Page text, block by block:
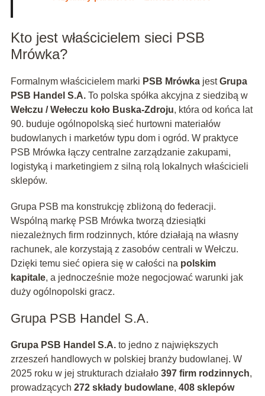
Kto jest właścicielem sieci PSB
Mrówka?
Formalnym właścicielem marki PSB MrówkajestGrupa
PSB Handel S.A.To polska spółka akcyjna z siedzibą w
Wełczu / Wełeczu koło Buska‑Zdroju, która od końca lat
90. buduje ogólnopolską sieć hurtowni materiałów
budowlanych i marketów typu dom i ogród. W praktyce
PSB Mrówka łączy centralne zarządzanie zakupami,
logistyką i marketingiem z silną rolą lokalnych właścicieli
sklepów.
Grupa PSB ma konstrukcję zbliżoną do federacji.
Wspólną markę PSB Mrówka tworzą dziesiątki
niezależnych firm rodzinnych, które działają na własny
rachunek, ale korzystają z zasobów centrali w Wełczu.
Dzięki temu sieć opiera się w całości na polskim
kapitale, a jednocześnie może negocjować warunki jak
duży ogólnopolski gracz.
Grupa PSB Handel S.A.
Grupa PSB Handel S.A.to jedno z największych
zrzeszeń handlowych w polskiej branży budowlanej. W
2025 roku w jej strukturach działało 397 firm rodzinnych,
prowadzących 272 składy budowlane, 408 sklepów